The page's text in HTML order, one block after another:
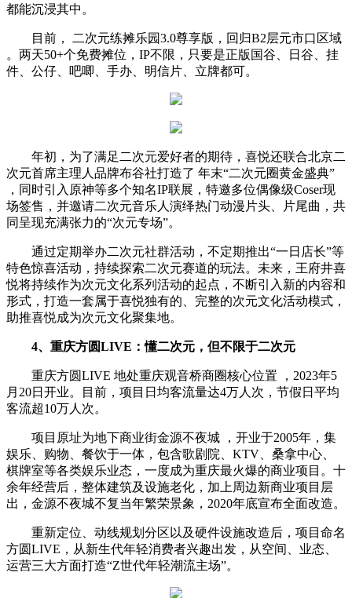
都能沉浸其中。
目前， 二次元练摊乐园3.0尊享版，回归B2层元市口区域
。两天50+个免费摊位，IP不限，只要是正版国谷、日谷、挂
件、公仔、吧唧、手办、明信片、立牌都可。
年初，为了满足二次元爱好者的期待，喜悦还联合北京二
次元首席主理人品牌布谷社打造了 年末“二次元圈黄金盛典”
，同时引入原神等多个知名IP联展，特邀多位偶像级Coser现
场签售，并邀请二次元音乐人演绎热门动漫片头、片尾曲，共
同呈现充满张力的“次元专场”。
通过定期举办二次元社群活动，不定期推出“一日店长”等
特色惊喜活动，持续探索二次元赛道的玩法。未来，王府井喜
悦将持续作为次元文化系列活动的起点，不断引入新的内容和
形式，打造一套属于喜悦独有的、完整的次元文化活动模式，
助推喜悦成为次元文化聚集地。
4、重庆方圆LIVE：懂二次元，但不限于二次元
重庆方圆LIVE 地处重庆观音桥商圈核心位置 ，2023年5
月20日开业。目前，项目日均客流量达4万人次，节假日平均
客流超10万人次。
项目原址为地下商业街金源不夜城 ，开业于2005年，集
娱乐、购物、餐饮于一体，包含歌剧院、KTV、桑拿中心、
棋牌室等各类娱乐业态，一度成为重庆最火爆的商业项目。十
余年经营后，整体建筑及设施老化，加上周边新商业项目层
出，金源不夜城不复当年繁荣景象，2020年底宣布全面改造。
重新定位、动线规划分区以及硬件设施改造后，项目命名
方圆LIVE，从新生代年轻消费者兴趣出发，从空间、业态、
运营三大方面打造“Z世代年轻潮流主场”。